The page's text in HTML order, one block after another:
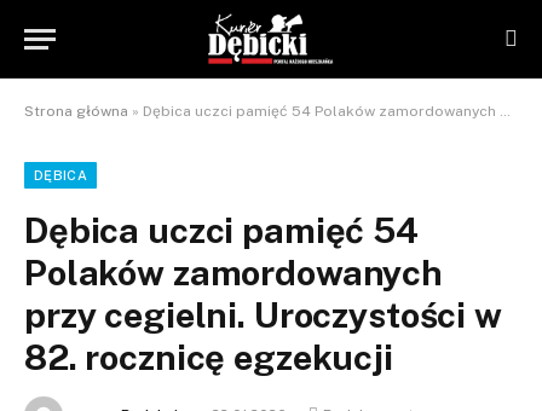
Strona główna » Dębica uczci pamięć 54 Polaków zamordowanych przy cegielni. Uroczystości w 82. rocznicę egzekucji
DĘBICA
Dębica uczci pamięć 54
Polaków zamordowanych
przy cegielni. Uroczystości w
82. rocznicę egzekucji